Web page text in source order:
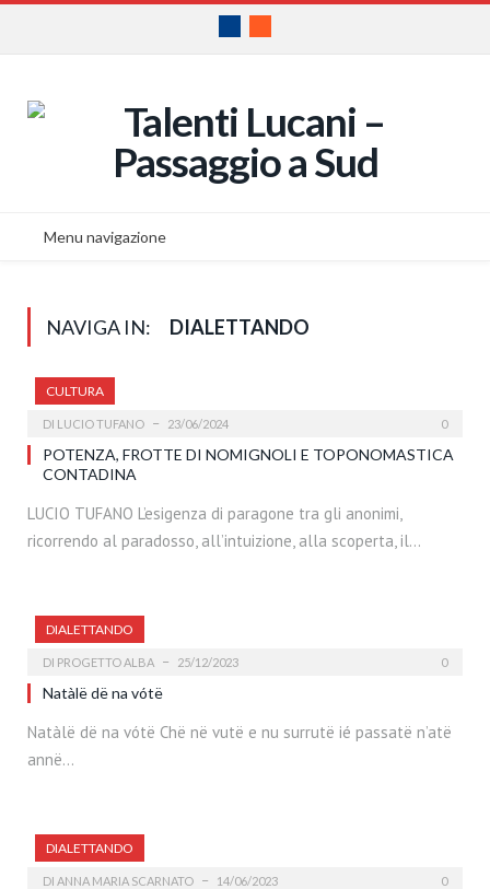
Menu navigazione
NAVIGA IN: DIALETTANDO
CULTURA
DI LUCIO TUFANO 23/06/2024 0
POTENZA, FROTTE DI NOMIGNOLI E TOPONOMASTICA
CONTADINA
LUCIO TUFANO L’esigenza di paragone tra gli anonimi,
ricorrendo al paradosso, all’intuizione, alla scoperta, il…
DIALETTANDO
DI PROGETTO ALBA 25/12/2023 0
Natàlë dë na vótë
Natàlë dë na vótë Chë në vutë e nu surrutë ié passatë n’atë
annë…
DIALETTANDO
DI ANNA MARIA SCARNATO 14/06/2023 0